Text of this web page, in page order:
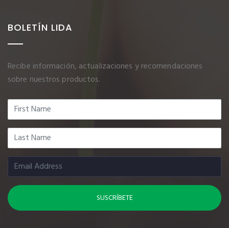
BOLETÍN LIDA
Recibe información, actualizaciones y recomendaciones
sobre nuestros productos.